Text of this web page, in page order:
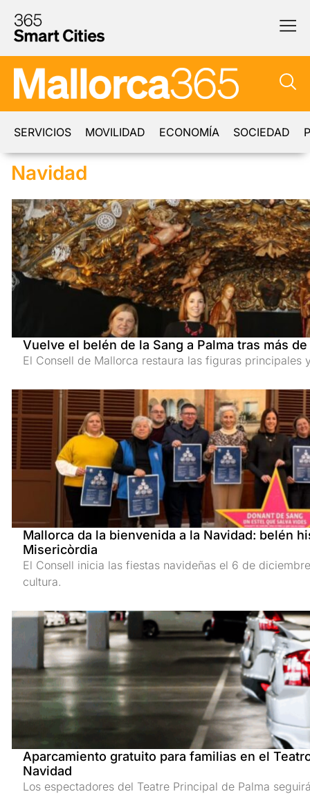
SERVICIOS MOVILIDAD ECONOMÍA SOCIEDAD
Navidad
Vuelve el belén de la Sang a Palma tras más de
El Consell de Mallorca restaura las figuras
Mallorca da la bienvenida a la Navidad: belén
Misericòrdia
El Consell inicia las fiestas navideñas el 6 de
cultura.
Aparcamiento gratuito para familias en el
Navidad
Los espectadores del Teatre Principal de Palma